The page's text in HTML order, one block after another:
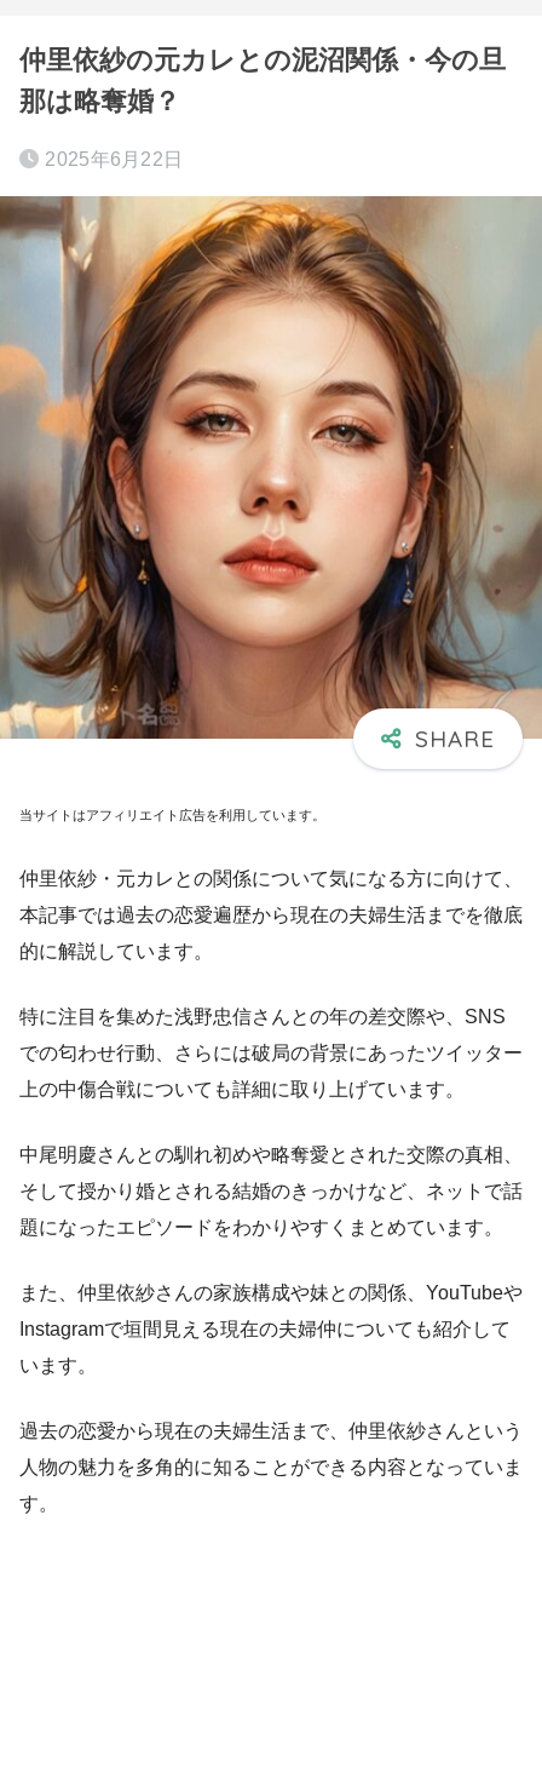
仲里依紗の元カレとの泥沼関係・今の旦
那は略奪婚？
2025年6月22日
当サイトはアフィリエイト広告を利用しています。
仲里依紗・元カレとの関係について気になる方に向けて、
本記事では過去の恋愛遍歴から現在の夫婦生活までを徹底
的に解説しています。
特に注目を集めた浅野忠信さんとの年の差交際や、SNS
での匂わせ行動、さらには破局の背景にあったツイッター
上の中傷合戦についても詳細に取り上げています。
中尾明慶さんとの馴れ初めや略奪愛とされた交際の真相、
そして授かり婚とされる結婚のきっかけなど、ネットで話
題になったエピソードをわかりやすくまとめています。
また、仲里依紗さんの家族構成や妹との関係、YouTubeや
Instagramで垣間見える現在の夫婦仲についても紹介して
います。
過去の恋愛から現在の夫婦生活まで、仲里依紗さんという
人物の魅力を多角的に知ることができる内容となっていま
す。